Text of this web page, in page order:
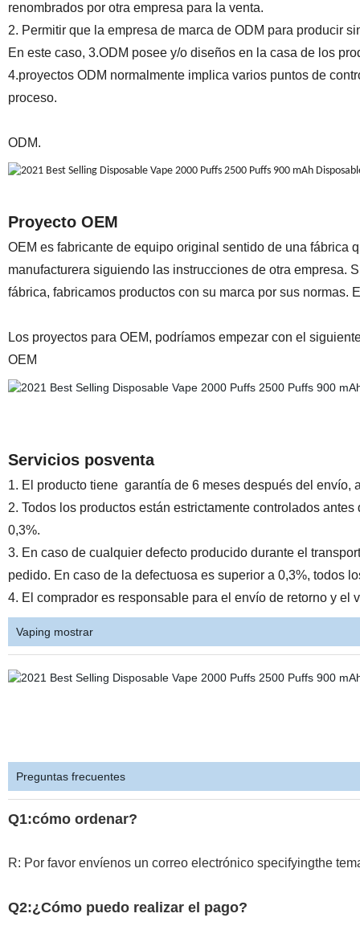
renombrados por otra empresa para la venta.
2. Permitir que la empresa de marca de ODM para producir
En este caso, 3.ODM posee y/o diseños en la casa de los
4.proyectos ODM normalmente implica varios puntos de
proceso.
ODM.
Proyecto OEM
OEM es fabricante de equipo original sentido de una fábrica
manufacturera siguiendo las instrucciones de otra empresa.
fábrica, fabricamos productos con su marca por sus
Los proyectos para OEM, podríamos empezar con el
OEM
Servicios posventa
1. El producto tiene garantía de 6 meses después del envío,
2. Todos los productos están estrictamente controlados
0,3%.
3. En caso de cualquier defecto producido durante el
pedido. En caso de la defectuosa es superior a 0,3%, todos
4. El comprador es responsable para el envío de retorno y
Vaping mostrar
Preguntas frecuentes
Q1:cómo ordenar?
R: Por favor envíenos un correo electrónico specifyingthe
Q2:¿Cómo puedo realizar el pago?